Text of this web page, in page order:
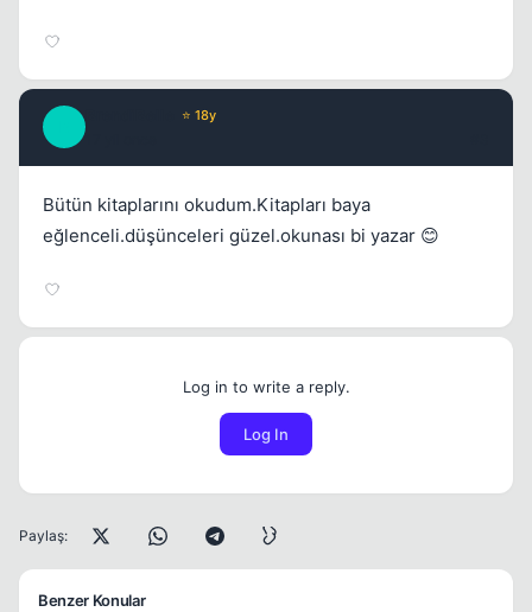
⭐ 18y
Bütün kitaplarını okudum.Kitapları baya
eğlenceli.düşünceleri güzel.okunası bi yazar 😊
Log in to write a reply.
Log In
Paylaş:
Benzer Konular